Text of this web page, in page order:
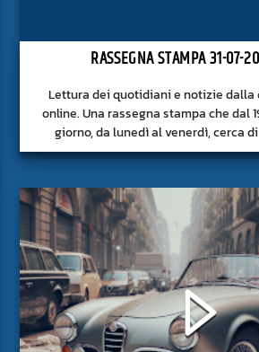
RASSEGNA STAMPA 31-07-
Lettura dei quotidiani e notizie dalla
online. Una rassegna stampa che dal
giorno, da lunedì al venerdì, cerca
approfondito delle notizie del giorno,